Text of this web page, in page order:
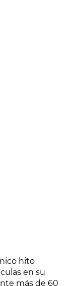
hito
en su
más de 60